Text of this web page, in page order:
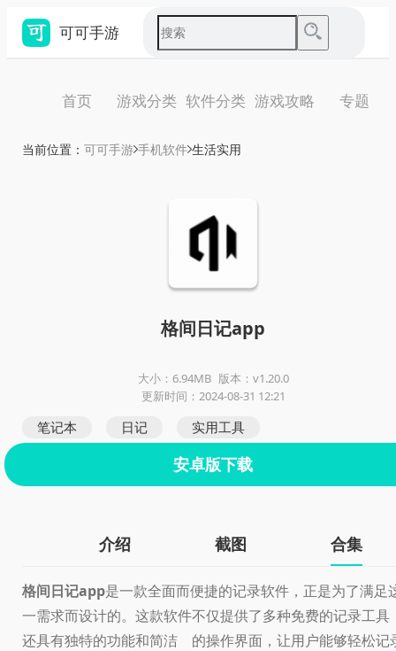
可可手游
首页 游戏分类 软件分类 游戏攻略 专题
当前位置： 可可手游 手机软件 生活实用
格间日记app
大小：6.94MB 版本：v1.20.0
更新时间：2024-08-31 12:21
笔记本 日记 实用工具
安卓版下载
介绍 截图 合集
格间日记app是一款全面而便捷的记录软件，正是为了满足
一需求而设计的。这款软件不仅提供了多种免费的记录工具
还具有独特的功能和简洁 的操作界面，让用户能够轻松记